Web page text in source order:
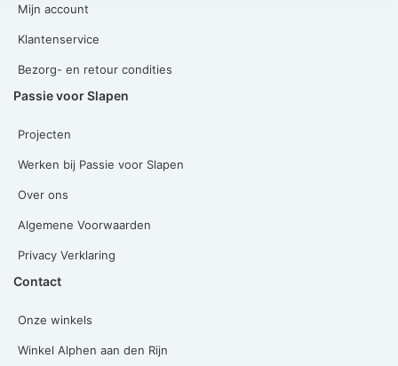
Mijn account
Klantenservice
Bezorg- en retour condities
Passie voor Slapen
Projecten
Werken bij Passie voor Slapen
Over ons
Algemene Voorwaarden
Privacy Verklaring
Contact
Onze winkels
Winkel Alphen aan den Rijn